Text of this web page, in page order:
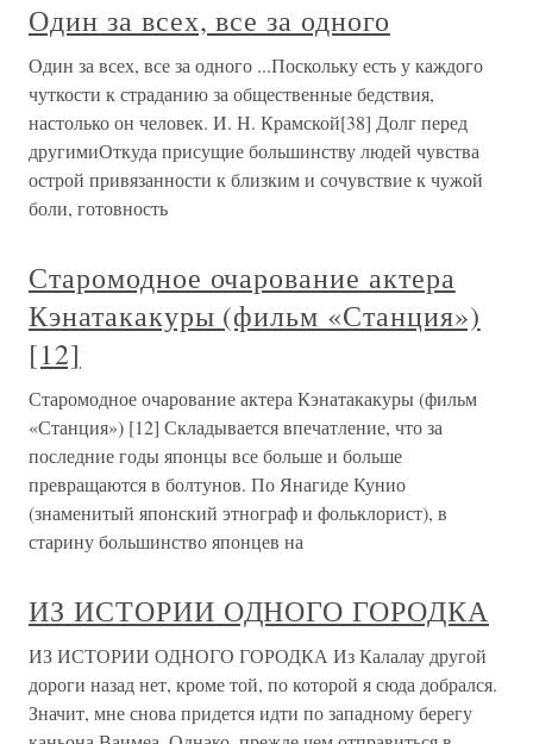
Один за всех, все за одного
Один за всех, все за одного ...Поскольку есть у каждого
чуткости к страданию за общественные бедствия,
настолько он человек. И. Н. Крамской[38] Долг перед
другимиОткуда присущие большинству людей чувства
острой привязанности к близким и сочувствие к чужой
боли, готовность
Старомодное очарование актера
Кэнатакакуры (фильм «Станция»)
[12]
Старомодное очарование актера Кэнатакакуры (фильм
«Станция») [12] Складывается впечатление, что за
последние годы японцы все больше и больше
превращаются в болтунов. По Янагиде Кунио
(знаменитый японский этнограф и фольклорист), в
старину большинство японцев на
ИЗ ИСТОРИИ ОДНОГО ГОРОДКА
ИЗ ИСТОРИИ ОДНОГО ГОРОДКА Из Калалау другой
дороги назад нет, кроме той, по которой я сюда добрался.
Значит, мне снова придется идти по западному берегу